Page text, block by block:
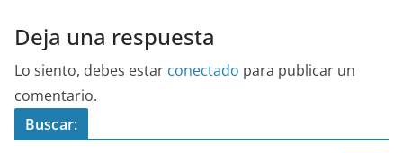
Deja una respuesta
Lo siento, debes estar conectado para publicar un
comentario.
Buscar: